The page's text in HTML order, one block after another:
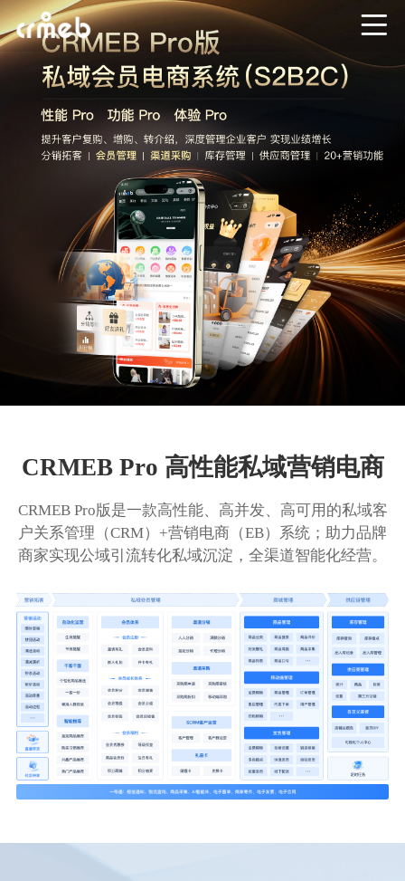
CRMEB Pro 高性能私域营销电商
CRMEB Pro版是一款高性能、高并发、高可用的私域客
户关系管理（CRM）+营销电商（EB）系统；助力品牌
商家实现公域引流转化私域沉淀，全渠道智能化经营。